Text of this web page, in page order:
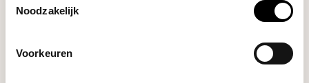
Noodzakelijk
Voorkeuren